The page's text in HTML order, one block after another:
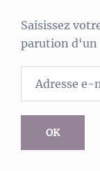
Saisissez
parution
OK